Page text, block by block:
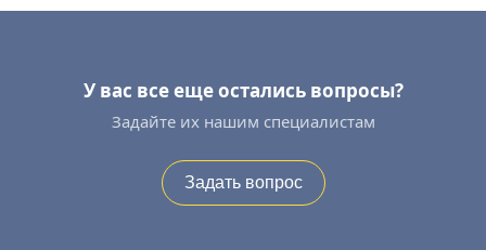
У вас все еще остались вопросы?
Задайте их нашим специалистам
Задать вопрос